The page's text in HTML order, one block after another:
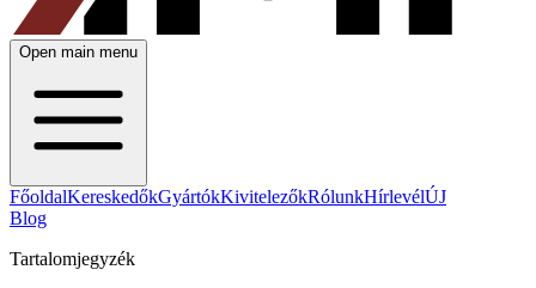
Open main menu
FőoldalKereskedőkGyártókKivitelezőkRólunkHírlevélÚJ
Blog
Tartalomjegyzék